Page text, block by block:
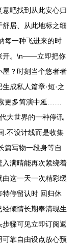
吧找到从此安心归
居、从此地标之细
每一种飞进来的时
开。\n——立即把你
？时刻当个悠者者
成私人篇章·短·之
更多简演中延……
大世界的一种停讯
.不设计线而是收集
篇写物一段身等自
满晴能再次紧绕着
这一天一次精彩缓
停留认时 回归休
倾情长期奉清现生
步骤可见立即订阅返
靠自由设点放心预